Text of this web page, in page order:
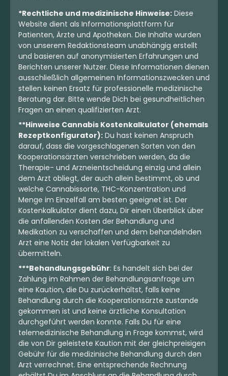
*Rechtliche und medizinische Hinweise: Diese
Website dient als Informationsplattform für
Patienten, Ärzte und Apotheken. Die Inhalte wurden
von unserem Redaktionsteam unabhängig erstellt
und basieren auf anonymisierten Erfahrungen und
Berichten unserer Nutzer. Diese Informationen dienen
ausschließlich allgemeinen Informationszwecken und
stellen keinen Ersatz für professionelle medizinische
Beratung dar. Bitte wende Dich bei gesundheitlichen
Fragen an einen qualifizierten Arzt.
**Hinweise Cannabis Kostenkalkulator (ehemals
Rezeptkonfigurator): Du hast keinen Anspruch
darauf, dass die vorgeschlagenen Sorten von den
Kooperationsärzten verschrieben werden, da die
Therapie- und Arzneientscheidung einzig und allein
dem Arzt obliegt, der auch allein bestimmt, ob und
welche Cannabissorte, THC-Konzentration und
Menge im Einzelfall am besten geeignet ist. Der
Kostenkalkulator dient dazu, Dir einen Überblick über
die anfallenden Kosten der Behandlung und
Medikation zu verschaffen und dem behandelnden
Arzt eine Notiz der lokalen Verfügbarkeit zu
übermitteln.
***Behandlungsgebühr: Es handelt sich bei der
Zahlung im Rahmen der Behandlungsanfrage um
eine Kaution, die Du zurückerhältst, falls keine
Behandlung durch die Kooperationsärzte zustande
gekommen ist und keine ärztliche Konsultation
durchgeführt werden konnte. Falls Du für eine
telemedizinische Behandlung in Frage kommst, wird
die von Dir geleistete Kaution mit der gleichpreisigen
Gebühr für die medizinische Behandlung durch den
Arzt verrechnet. Eine entsprechende Rechnung